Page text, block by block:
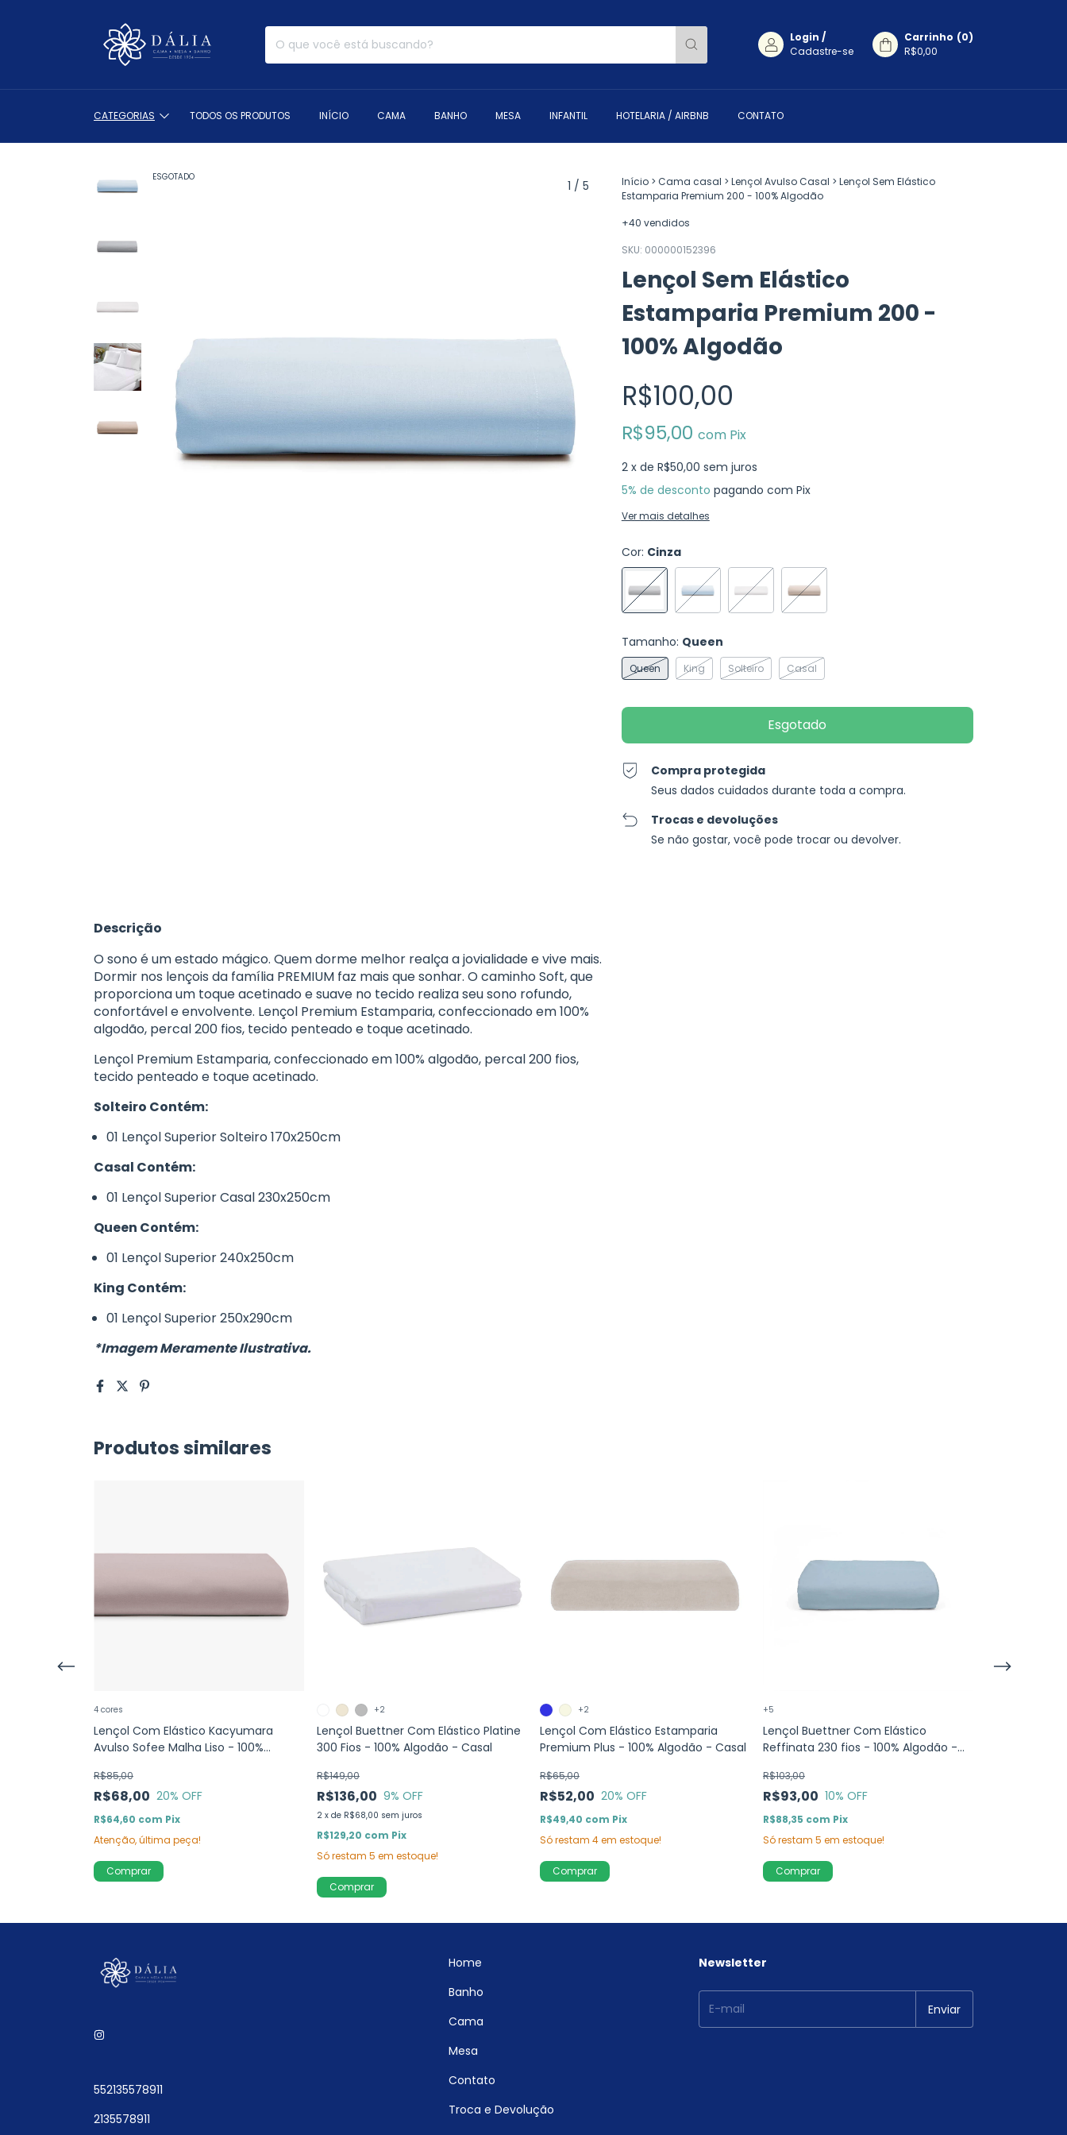
Login /
Cadastre-se
Carrinho (0)
R$0,00
CATEGORIAS TODOS OS PRODUTOS INÍCIO CAMA BANHO MESA INFANTIL HOTELARIA / AIRBNB CONTATO
ESGOTADO
1 / 5 Início > Cama casal > Lençol Avulso Casal > Lençol Sem Elástico
Estamparia Premium 200 - 100% Algodão
+40 vendidos
SKU: 000000152396
Lençol Sem Elástico
Estamparia Premium 200 -
100% Algodão
R$100,00
R$95,00 com Pix
2 x de R$50,00 sem juros
5% de desconto pagando com Pix
Ver mais detalhes
Cor: Cinza
Tamanho: Queen
Queen King Solteiro Casal
Compra protegida
Seus dados cuidados durante toda a compra.
Trocas e devoluções
Se não gostar, você pode trocar ou devolver.
Descrição
O sono é um estado mágico. Quem dorme melhor realça a jovialidade e vive mais.
Dormir nos lençois da família PREMIUM faz mais que sonhar. O caminho Soft, que
proporciona um toque acetinado e suave no tecido realiza seu sono rofundo,
confortável e envolvente. Lençol Premium Estamparia, confeccionado em 100%
algodão, percal 200 fios, tecido penteado e toque acetinado.
Lençol Premium Estamparia, confeccionado em 100% algodão, percal 200 fios,
tecido penteado e toque acetinado.
Solteiro Contém:
01 Lençol Superior Solteiro 170x250cm
Casal Contém:
01 Lençol Superior Casal 230x250cm
Queen Contém:
01 Lençol Superior 240x250cm
King Contém:
01 Lençol Superior 250x290cm
*Imagem Meramente Ilustrativa.
Produtos similares
Lençol Com Elástico Kacyumara
Avulso Sofee Malha Liso - 100%
R$68,00
R$85,00
20% OFF
R$64,60 com Pix
Atenção, última peça!
4 cores
Comprar
Lençol Buettner Com Elástico Platine
300 Fios - 100% Algodão - Casal
R$136,00
R$149,00
9% OFF
2 x de R$68,00 sem juros
R$129,20 com Pix
Só restam 5 em estoque!
+2
Comprar
Lençol Com Elástico Estamparia
Premium Plus - 100% Algodão - Casal
R$52,00
R$65,00
20% OFF
R$49,40 com Pix
Só restam 4em estoque!
+2
Comprar
Lençol Buettner Com Elástico
Reffinata 230 fios - 100% Algodão -
R$93,00
R$103,00
10% OFF
R$88,35 com Pix
Só restam 5 em estoque!
+5
Comprar
552135578911
2135578911
Home
Banho
Cama
Mesa
Contato
Troca e Devolução
Newsletter